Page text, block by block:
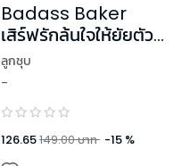
Badass Baker
เสิร์ฟรักล้นใจให้ยัยตัว
แสบ ชุด U Prince
ลูกชุบ
-
126.65149.00บาท -15 %